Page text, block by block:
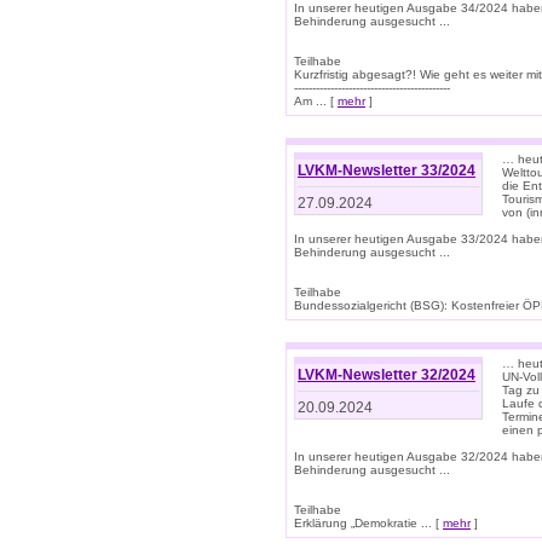
In unserer heutigen Ausgabe 34/2024
Behinderung ausgesucht ...
Teilhabe
Kurzfristig abgesagt?! Wie geht es weiter
-------------------------------------------
Am ... [ mehr]
LVKM-Newsletter 33/2024
27.09.2024
…
die
von
In unserer heutigen Ausgabe 33/2024
Behinderung ausgesucht ...
Teilhabe
Bundessozialgericht (BSG): Kostenfreier
LVKM-Newsletter 32/2024
20.09.2024
…
UN-
Tag
Laufe
einen
In unserer heutigen Ausgabe 32/2024
Behinderung ausgesucht ...
Teilhabe
Erklärung „Demokratie ... [ mehr]